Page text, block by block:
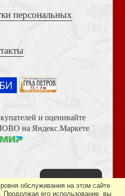
парк.. Фотоальбом
Московская (Белый город)
(Тихоний Африканский)
персональных
«Артминистри»
обслуживания на этом сайте
его использование, вы